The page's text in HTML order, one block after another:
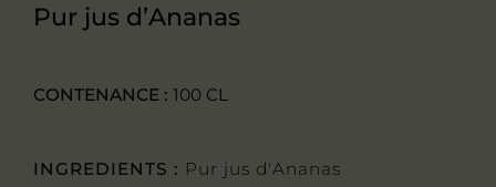
Pur jus d’Ananas
CONTENANCE : 100 CL
INGREDIENTS : Pur jus d'Ananas